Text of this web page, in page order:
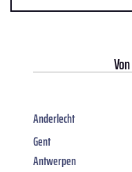
Von
Anderlecht
Gent
Antwerpen